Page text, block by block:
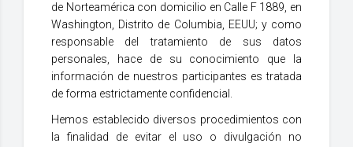
de Norteamérica con domicilio en Calle F 1889, en
Washington, Distrito de Columbia, EEUU; y como
responsable del tratamiento de sus datos
personales, hace de su conocimiento que la
información de nuestros participantes es tratada
de forma estrictamente confidencial.
Hemos establecido diversos procedimientos con
la finalidad de evitar el uso o divulgación no